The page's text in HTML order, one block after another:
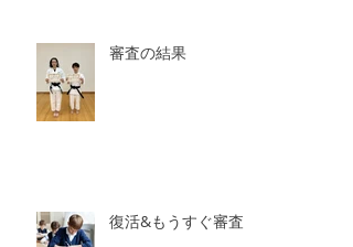
審査の結果
復活&もうすぐ審査